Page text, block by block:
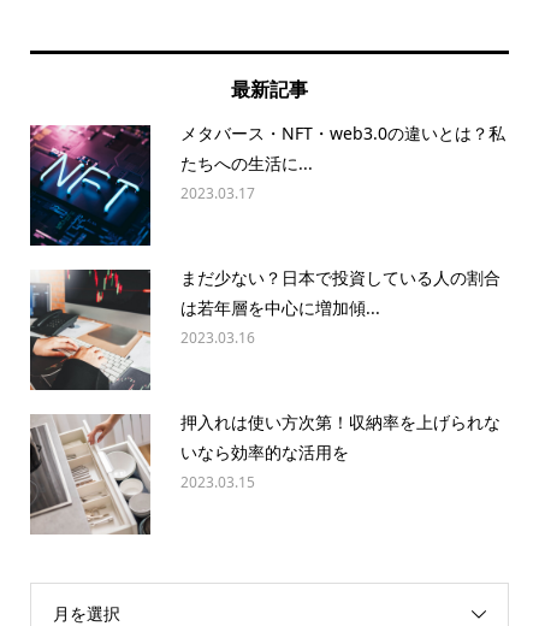
最新記事
メタバース・NFT・web3.0の違いとは？私
たちへの生活に...
2023.03.17
まだ少ない？日本で投資している人の割合
は若年層を中心に増加傾...
2023.03.16
押入れは使い方次第！収納率を上げられな
いなら効率的な活用を
2023.03.15
月を選択